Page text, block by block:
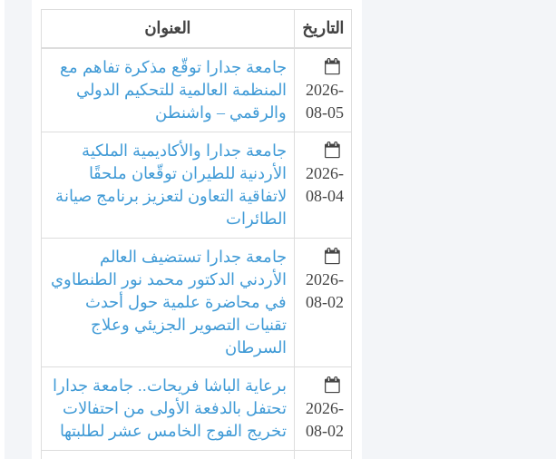
العنوان التاريخ
جامعة جدارا توقّع مذكرة تفاهم مع
المنظمة العالمية للتحكيم الدولي
والرقمي – واشنطن
2026-
08-05
جامعة جدارا والأكاديمية الملكية
الأردنية للطيران توقّعان ملحقًا
لاتفاقية التعاون لتعزيز برنامج صيانة
الطائرات
2026-
08-04
جامعة جدارا تستضيف العالم
الأردني الدكتور محمد نور الطنطاوي
في محاضرة علمية حول أحدث
تقنيات التصوير الجزيئي وعلاج
السرطان
2026-
08-02
برعاية الباشا فريحات.. جامعة جدارا
تحتفل بالدفعة الأولى من احتفالات
تخريج الفوج الخامس عشر لطلبتها
2026-
08-02